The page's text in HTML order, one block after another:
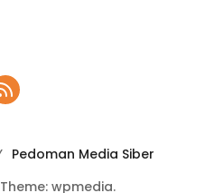
Pedoman Media Siber
Theme: wpmedia.